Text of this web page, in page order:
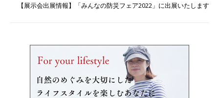
【展示会出展情報】「みんなの防災フェア2022」に出展いたします